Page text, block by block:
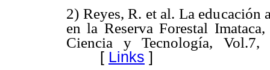
2) Reyes, R. et al. La educación
en la Reserva Forestal
Ciencia y Tecnología,
[ Links ]